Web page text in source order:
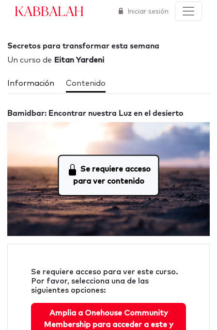
Kabbalah Iniciar sesión
Secretos para transformar esta semana
Un curso de Eitan Yardeni
Información Contenido
Bamidbar: Encontrar nuestra Luz en el desierto
Se requiere acceso
para ver contenido
Se requiere acceso para ver este curso.
Por favor, selecciona una de las
siguientes opciones:
Amplia a Onehouse Community
Membership para acceder a este y